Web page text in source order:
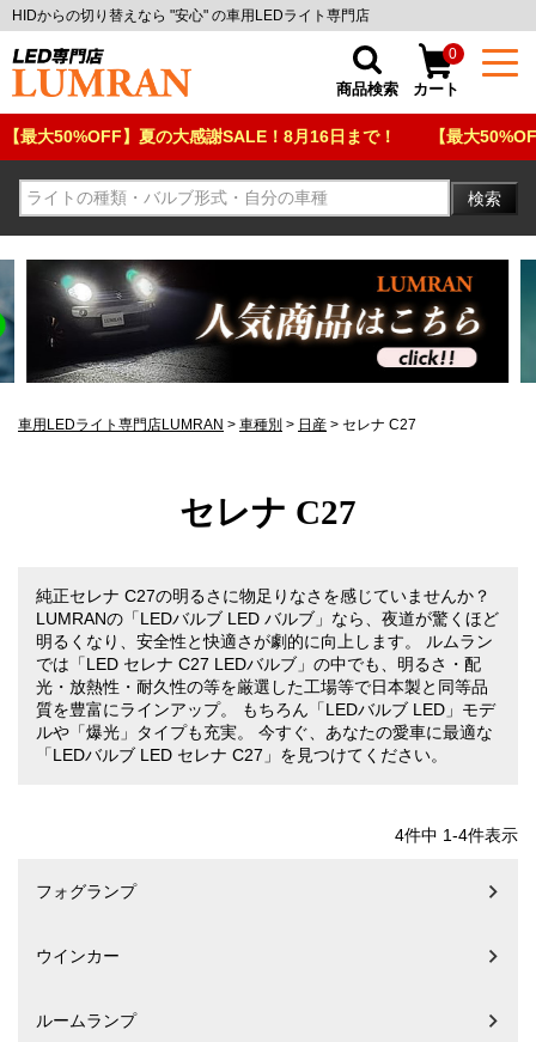
HIDからの切り替えなら "安心" の車用LEDライト専門店
商品検索 カート
0
】夏の大感謝SALE！8月16日まで！ 【最大50%OFF】夏の
検索
車用LEDライト専門店LUMRAN 車種別 日産 セレナ C27
セレナ C27
純正セレナ C27の明るさに物足りなさを感じていませんか？
LUMRANの「LEDバルブ LED バルブ」なら、夜道が驚くほど
明るくなり、安全性と快適さが劇的に向上します。 ルムラン
では「LED セレナ C27 LEDバルブ」の中でも、明るさ・配
光・放熱性・耐久性の等を厳選した工場等で日本製と同等品
質を豊富にラインアップ。 もちろん「LEDバルブ LED」モデ
ルや「爆光」タイプも充実。 今すぐ、あなたの愛車に最適な
「LEDバルブ LED セレナ C27」を見つけてください。
4件中 1-4件表示
フォグランプ
ウインカー
ルームランプ